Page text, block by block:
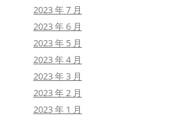
2023 年 7 月
2023 年 6 月
2023 年 5 月
2023 年 4 月
2023 年 3 月
2023 年 2 月
2023 年 1 月